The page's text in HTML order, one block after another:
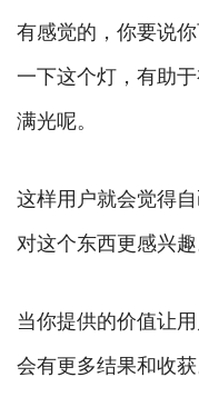
有感觉的，你要说
一下这个灯，有助
满光呢。
这样用户就会觉得
对这个东西更感兴趣
当你提供的价值让
会有更多结果和收